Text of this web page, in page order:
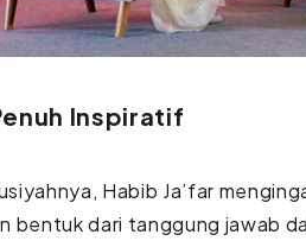
Inspiratif
Habib Ja’far
bentuk dari tanggung jawab